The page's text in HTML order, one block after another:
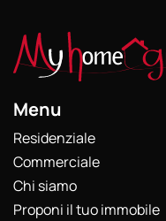
Menu
Residenziale
Commerciale
Chi siamo
Proponi il tuo immobile